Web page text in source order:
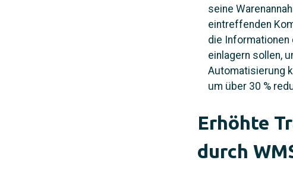
seine
eintreffenden
die Informationen
einlagern sollen,
Automatisierung
um über 30 %
Erhöhte
durch